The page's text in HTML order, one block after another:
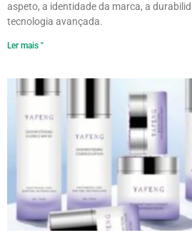
aspeto, a identidade da marca, a
tecnologia avançada.
Ler mais "